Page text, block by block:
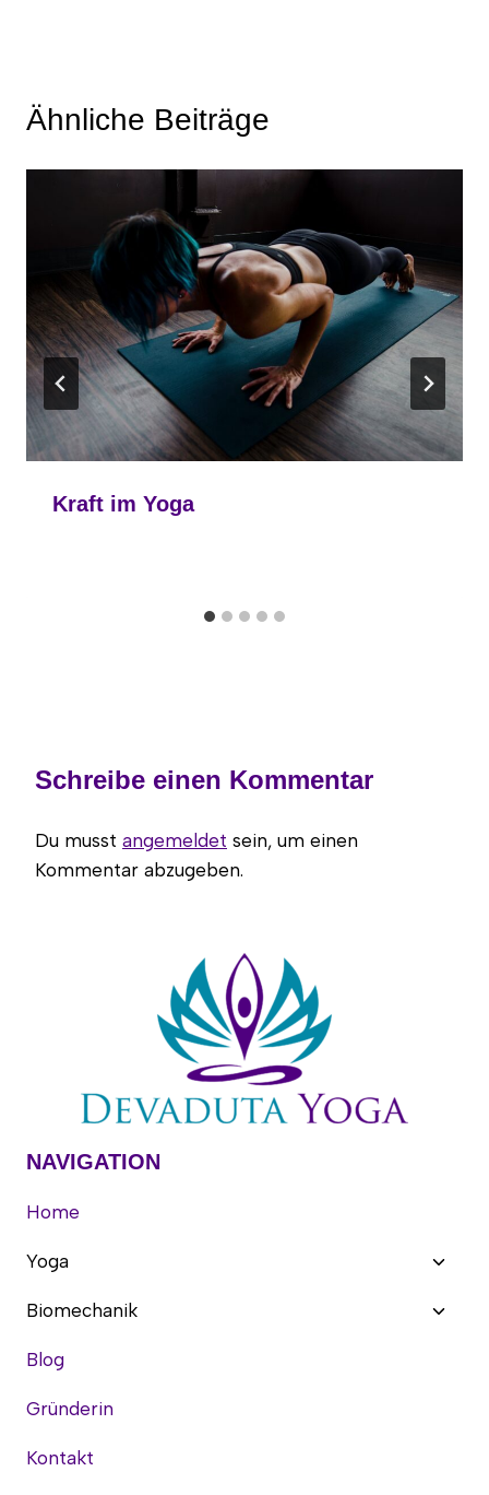
Ähnliche Beiträge
Kraft im Yoga
Schreibe einen Kommentar
Du musst angemeldet sein, um einen
Kommentar abzugeben.
NAVIGATION
Home
Yoga
Biomechanik
Blog
Gründerin
Kontakt